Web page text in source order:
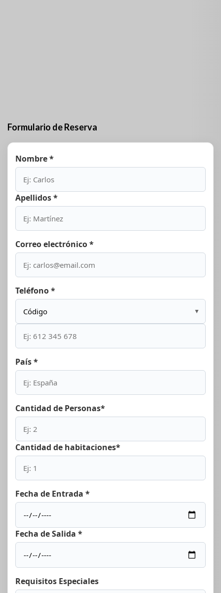
Formulario de Reserva
Nombre *
Apellidos *
Correo electrónico *
Teléfono *
▼
País *
Cantidad de Personas*
Cantidad de habitaciones*
Fecha de Entrada *
Fecha de Salida *
Requisitos Especiales